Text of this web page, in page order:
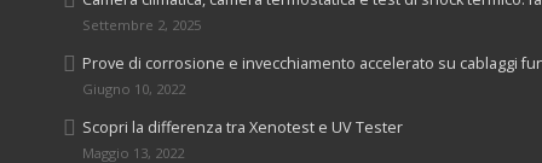
Settembre 2, 2025
Prove di corrosione e invecchiamento accelerato su cablaggi
Giugno 10, 2022
Scopri la differenza tra Xenotest e UV Tester
Maggio 13, 2022